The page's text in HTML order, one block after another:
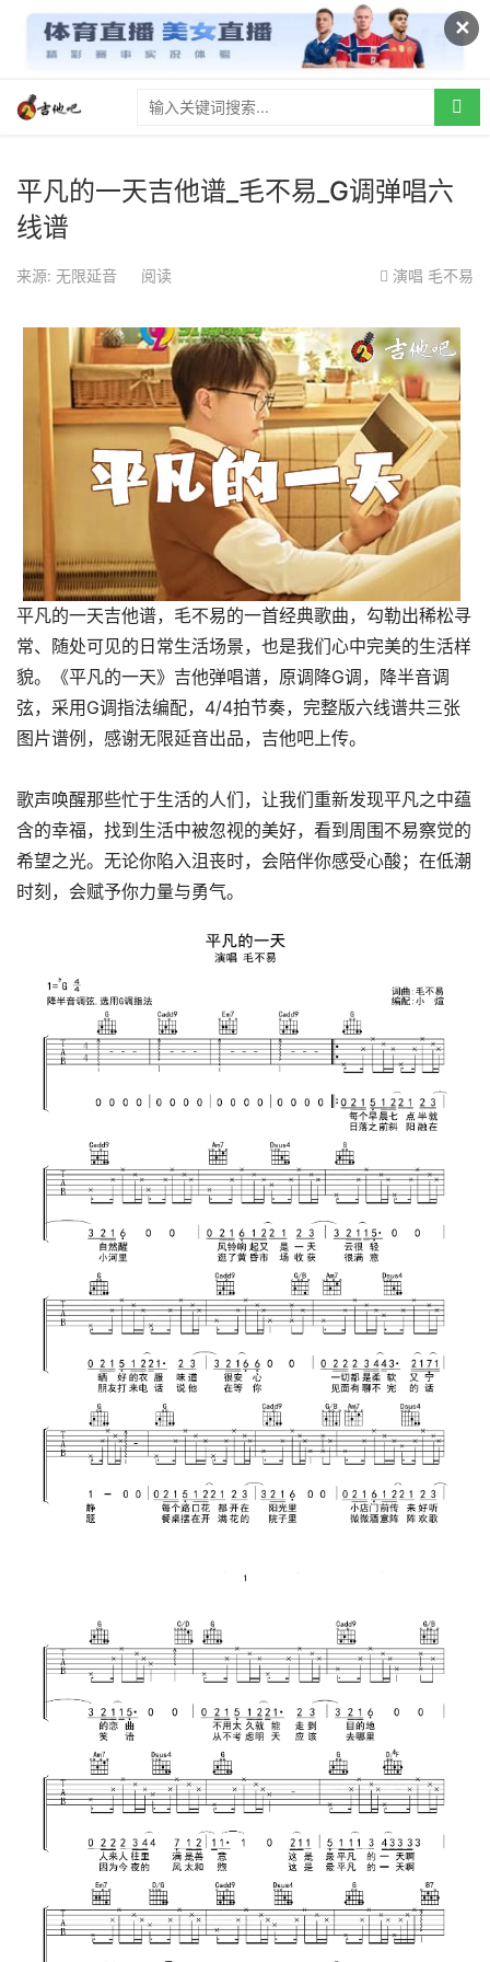
✕
平凡的一天吉他谱_毛不易_G调弹唱六
线谱
来源: 无限延音 阅读 演唱 毛不易
平凡的一天吉他谱，毛不易的一首经典歌曲，勾勒出稀松寻
常、随处可见的日常生活场景，也是我们心中完美的生活样
貌。《平凡的一天》吉他弹唱谱，原调降G调，降半音调
弦，采用G调指法编配，4/4拍节奏，完整版六线谱共三张
图片谱例，感谢无限延音出品，吉他吧上传。
歌声唤醒那些忙于生活的人们，让我们重新发现平凡之中蕴
含的幸福，找到生活中被忽视的美好，看到周围不易察觉的
希望之光。无论你陷入沮丧时，会陪伴你感受心酸；在低潮
时刻，会赋予你力量与勇气。